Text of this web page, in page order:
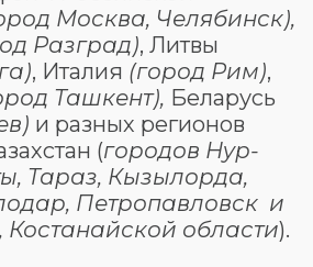
Москва, Челябинск),
Разград), Литвы
, Италия (город Рим),
Ташкент), Беларусь
и разных регионов
(городов Нур-
Тараз, Кызылорда,
Петропавловск и
области).